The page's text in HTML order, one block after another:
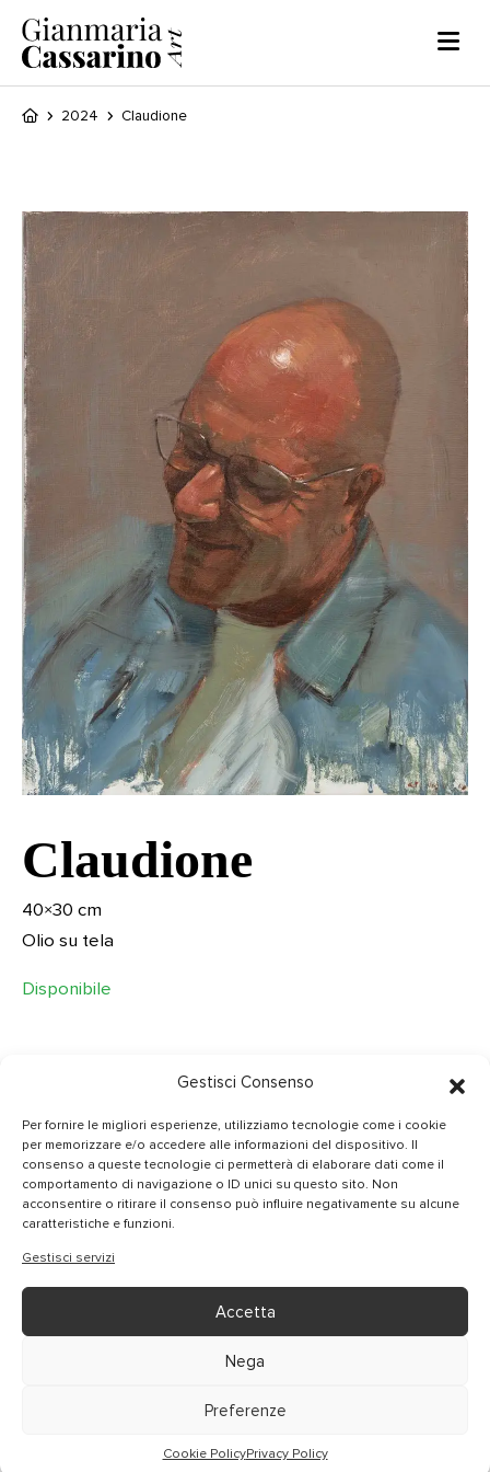
Gestisci Consenso
Per fornire le migliori esperienze, utilizziamo tecnologie come i cookie
per memorizzare e/o accedere alle informazioni del dispositivo. Il
consenso a queste tecnologie ci permetterà di elaborare dati come il
comportamento di navigazione o ID unici su questo sito. Non
acconsentire o ritirare il consenso può influire negativamente su alcune
caratteristiche e funzioni.
Gestisci servizi
Accetta
Nega
Preferenze
Cookie PolicyPrivacy Policy
2024 Claudione
Claudione
40×30 cm
Olio su tela
Disponibile
CONTATTI
INFO@GIANMARIACASSARINO.IT
Cookie Policy
© 2023 – Tutti i diritti sono riservati